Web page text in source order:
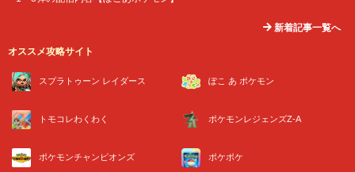
新着記事一覧へ
オススメ攻略サイト
スプラトゥーン レイダース ぽこ あ ポケモン
トモコレわくわく ポケモンレジェンズZ-A
ポケモンチャンピオンズ ポケポケ